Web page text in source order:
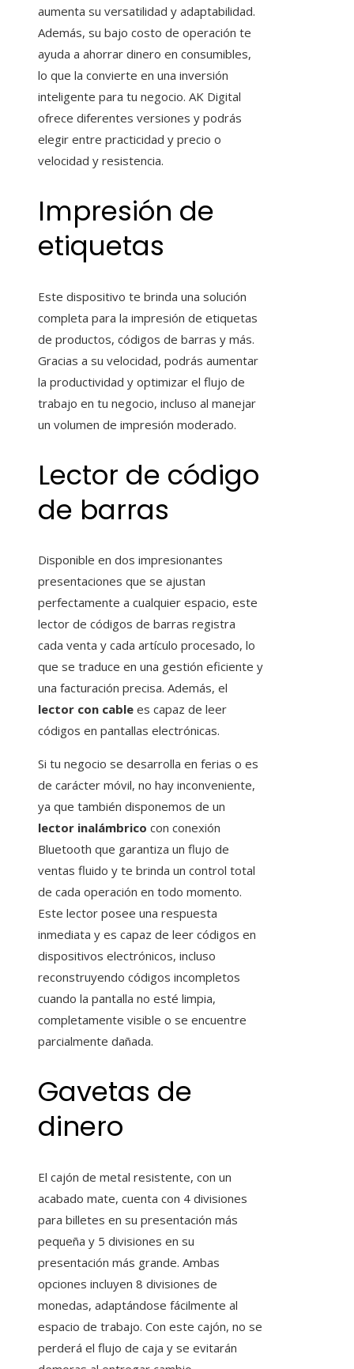
aumenta su versatilidad y adaptabilidad.
Además, su bajo costo de operación te
ayuda a ahorrar dinero en consumibles,
lo que la convierte en una inversión
inteligente para tu negocio. AK Digital
ofrece diferentes versiones y podrás
elegir entre practicidad y precio o
velocidad y resistencia.
Impresión de
etiquetas
Este dispositivo te brinda una solución
completa para la impresión de etiquetas
de productos, códigos de barras y más.
Gracias a su velocidad, podrás aumentar
la productividad y optimizar el flujo de
trabajo en tu negocio, incluso al manejar
un volumen de impresión moderado.
Lector de código
de barras
Disponible en dos impresionantes
presentaciones que se ajustan
perfectamente a cualquier espacio, este
lector de códigos de barras registra
cada venta y cada artículo procesado, lo
que se traduce en una gestión eficiente y
una facturación precisa. Además, el
lector con cable es capaz de leer
códigos en pantallas electrónicas.
Si tu negocio se desarrolla en ferias o es
de carácter móvil, no hay inconveniente,
ya que también disponemos de un
lector inalámbrico con conexión
Bluetooth que garantiza un flujo de
ventas fluido y te brinda un control total
de cada operación en todo momento.
Este lector posee una respuesta
inmediata y es capaz de leer códigos en
dispositivos electrónicos, incluso
reconstruyendo códigos incompletos
cuando la pantalla no esté limpia,
completamente visible o se encuentre
parcialmente dañada.
Gavetas de
dinero
El cajón de metal resistente, con un
acabado mate, cuenta con 4 divisiones
para billetes en su presentación más
pequeña y 5 divisiones en su
presentación más grande. Ambas
opciones incluyen 8 divisiones de
monedas, adaptándose fácilmente al
espacio de trabajo. Con este cajón, no se
perderá el flujo de caja y se evitarán